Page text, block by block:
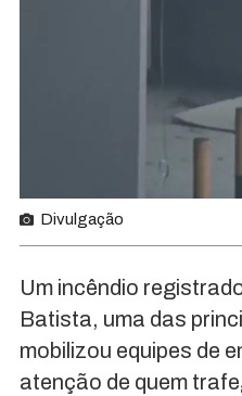
Divulgação
Um incêndio
Batista, uma das
mobilizou equipes de
atenção de quem